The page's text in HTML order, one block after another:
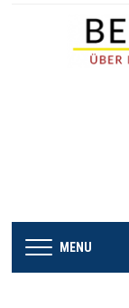
MENU